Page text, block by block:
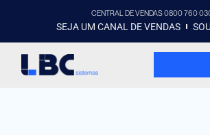
CENTRAL DE VENDAS 0800 760
SEJA UM CANAL DE VENDAS